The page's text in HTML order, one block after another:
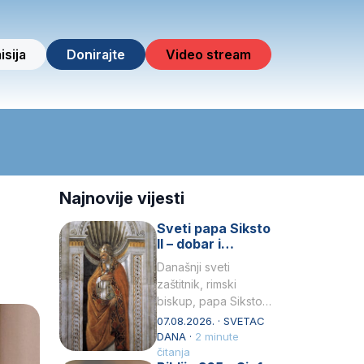
Donirajte Video stream
Najnovije vijesti
Sveti papa Siksto
II – dobar i
miroljubiv pastir
Današnji sveti
zaštitnik, rimski
biskup, papa Siksto
(Sixtus) II, prema
knjizi Liber
Pontificalis bio je
07.08.2026. · SVETAC
DANA · 2 minute
čitanja